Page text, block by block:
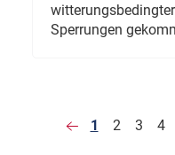
Sperrungen
1 2 3 4